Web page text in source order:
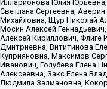
Илларионова Юлия Юрьевна,
Светлана Сергеевна,
Михайловна, Щур Николай
Мосин Алексей
Алексей Кириллович, Флиге
Дмитриевна, Вититинова
Куприяновна, Максимов
Иванович, Голубева Елена
Алексеевна, Закс Елена
Людмила Залмановна,